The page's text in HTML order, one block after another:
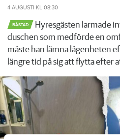
4 AUGUSTI KL 08:30
BÅSTAD
Hyresgästen larmade
duschen som medförde en
måste han lämna lägenheten
längre tid på sig att flytta efter